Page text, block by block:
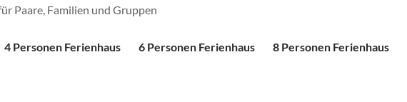
Paare, Familien und Gruppen
4 Personen Ferienhaus 6 Personen Ferienhaus 8 Personen Ferienhaus